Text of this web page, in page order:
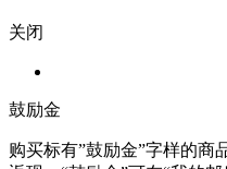
关闭
鼓励金
购买标有”鼓励金”字样的商